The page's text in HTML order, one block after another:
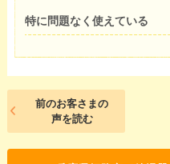
特に問題なく使えている
前のお客さまの
声を読む